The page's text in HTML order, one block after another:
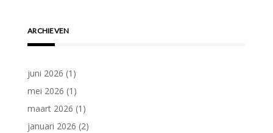
ARCHIEVEN
juni 2026 (1)
mei 2026 (1)
maart 2026 (1)
januari 2026 (2)